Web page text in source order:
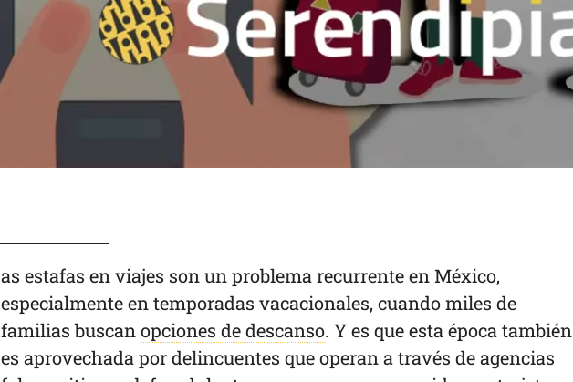
as estafas en viajes son un problema recurrente en México,
especialmente en temporadas vacacionales, cuando miles de
familias buscanopciones de descanso. Y es que esta época también
es aprovechada por delincuentes que operan a través de agencias